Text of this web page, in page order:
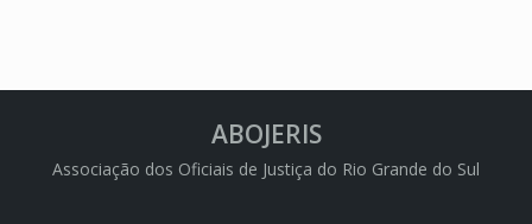
ABOJERIS
Associação dos Oficiais de Justiça do Rio Grande do Sul